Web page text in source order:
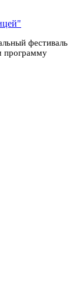
фестиваль
программу